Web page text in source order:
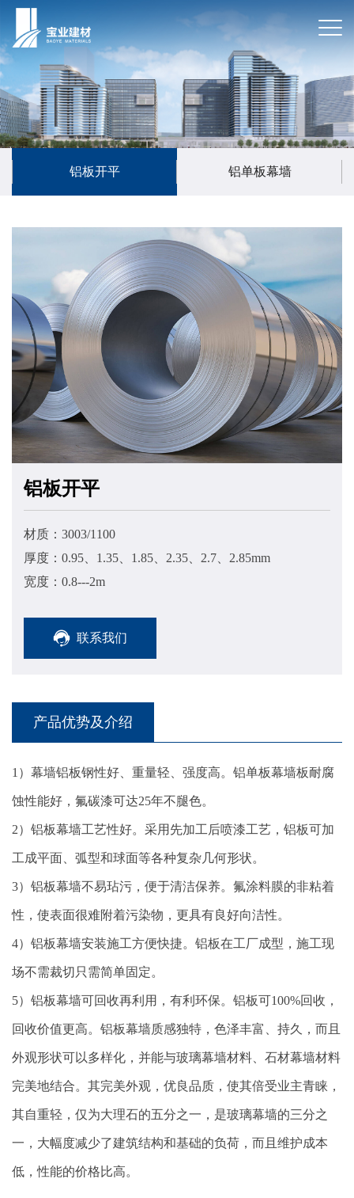
铝板开平 铝单板幕墙
铝板开平
材质：3003/1100
厚度：0.95、1.35、1.85、2.35、2.7、2.85mm
宽度：0.8---2m
联系我们
产品优势及介绍
1）幕墙铝板钢性好、重量轻、强度高。铝单板幕墙板耐腐
蚀性能好，氟碳漆可达25年不腿色。
2）铝板幕墙工艺性好。采用先加工后喷漆工艺，铝板可加
工成平面、弧型和球面等各种复杂几何形状。
3）铝板幕墙不易玷污，便于清洁保养。氟涂料膜的非粘着
性，使表面很难附着污染物，更具有良好向洁性。
4）铝板幕墙安装施工方便快捷。铝板在工厂成型，施工现
场不需裁切只需简单固定。
5）铝板幕墙可回收再利用，有利环保。铝板可100%回收，
回收价值更高。铝板幕墙质感独特，色泽丰富、持久，而且
外观形状可以多样化，并能与玻璃幕墙材料、石材幕墙材料
完美地结合。其完美外观，优良品质，使其倍受业主青睐，
其自重轻，仅为大理石的五分之一，是玻璃幕墙的三分之
一，大幅度减少了建筑结构和基础的负荷，而且维护成本
低，性能的价格比高。